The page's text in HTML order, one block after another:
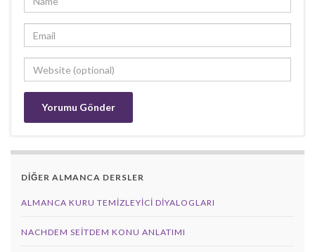
DİĞER ALMANCA DERSLER
ALMANCA KURU TEMIZLEYICI DIYALOGLARI
NACHDEM SEITDEM KONU ANLATIMI